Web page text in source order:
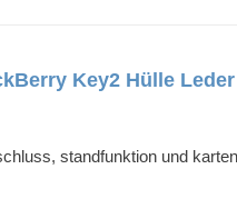
Key2 Hülle
standfunktion und